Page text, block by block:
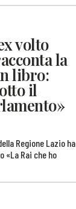
volto
la
libro:
il
Regione Lazio ha
«La Rai che ho